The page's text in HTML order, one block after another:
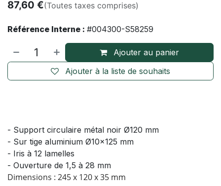
87,60 €(Toutes taxes comprises)
Référence Interne : #004300-S58259
Ajouter au panier
Ajouter à la liste de souhaits
- Support circulaire métal noir Ø120 mm
- Sur tige aluminium Ø10x125 mm
- Iris à 12 lamelles
- Ouverture de 1,5 à 28 mm
Dimensions : 245 x 120 x 35 mm